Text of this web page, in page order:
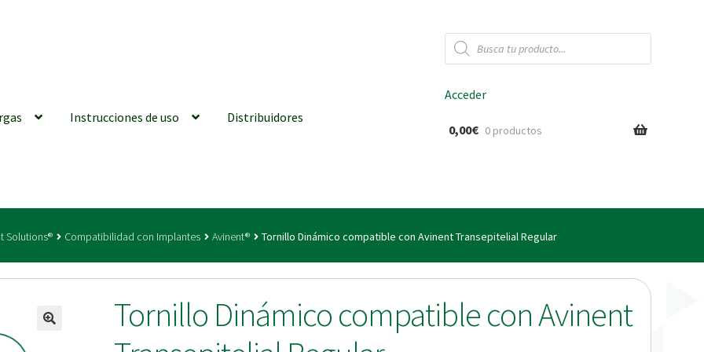
Búsqueda
de
productos
Instrucciones de uso Distribuidores
generales Conexiones CAD CAM Distribuidores Finalizar Pedido
| Tienda Online!
Acceder
0,00€ 0 productos
Solutions® Compatibilidad con Implantes Avinent® Tornillo Dinámico compatible con Avinent Transepitelial Regular
Tornillo Dinámico compatible con Avinent